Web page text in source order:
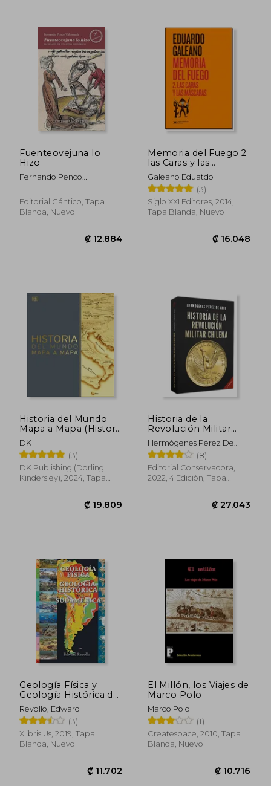
₡ 19.328
Fuenteovejuna lo
Hizo
Fernando Penco
Editorial Cántico, Tapa
Blanda, Nuevo
₡ 12.884
Memoria del Fuego 2
las Caras y las
Mascaras
Galeano Eduatdo
(3)
Siglo XXI Editores, 2014,
Tapa Blanda, Nuevo
Historia del Mundo
Mapa a Mapa (History
of the World Map by
Map)
DK
(3)
DK Publishing (Dorling
Kindersley), 2024, Tapa
₡ 19.809
Historia de la
Revolución Militar
Chilena 1973-1990
Hermógenes Pérez De
Arce
(8)
Editorial Conservadora,
2022, 4 Edición, Tapa
Geología Física y
Geología Histórica de
Sudamérica
Revollo, Edward
(3)
Xlibris Us, 2019, Tapa
Blanda, Nuevo
El Millón, los Viajes de
Marco Polo
Marco Polo
(1)
Createspace, 2010, Tapa
Blanda, Nuevo